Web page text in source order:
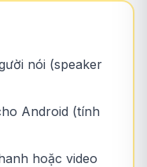
nói (speaker
Android (tính
hoặc video